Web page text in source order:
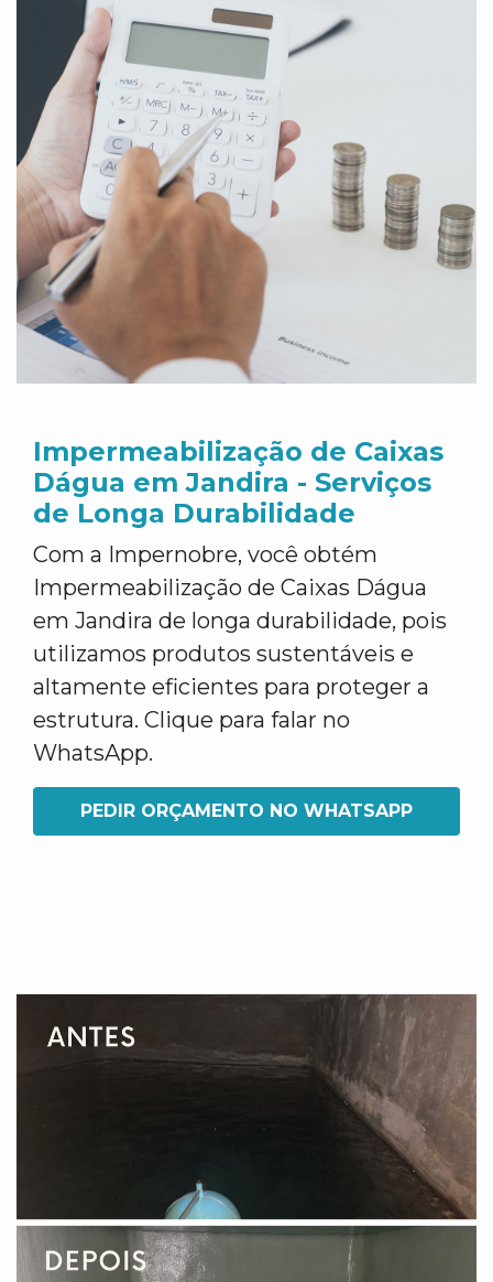
Impermeabilização de Caixas
Dágua em Jandira - Serviços
de Longa Durabilidade
Com a Impernobre, você obtém
Impermeabilização de Caixas Dágua
em Jandira de longa durabilidade, pois
utilizamos produtos sustentáveis e
altamente eficientes para proteger a
estrutura. Clique para falar no
WhatsApp.
PEDIR ORÇAMENTO NO WHATSAPP